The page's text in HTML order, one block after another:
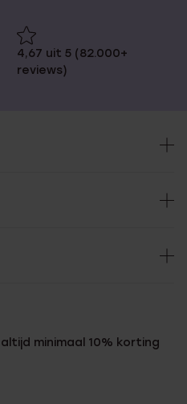
4,67 uit 5 (82.000+
reviews)
minimaal 10% korting